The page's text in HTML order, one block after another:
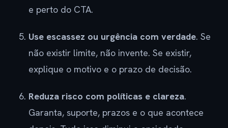
e perto do CTA.
Use escassez ou urgência com verdade. Se
não existir limite, não invente. Se existir,
explique o motivo e o prazo de decisão.
Reduza risco com políticas e clareza.
Garanta, suporte, prazos e o que acontece